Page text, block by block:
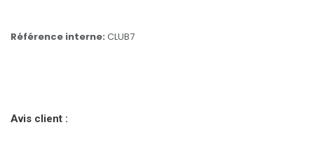
Référence interne: CLUB7
Avis client :